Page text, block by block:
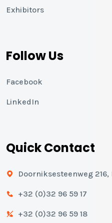
Exhibitors
Follow Us
Facebook
LinkedIn
Quick Contact
Doorniksesteenweg
+32 (0)32 96 59 17
+32 (0)32 96 59 18